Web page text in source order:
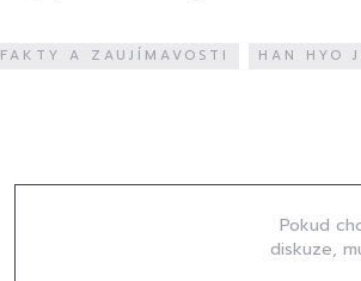
FAKTY A ZAUJÍMAVOSTI HAN HYO
Pokud
diskuze,